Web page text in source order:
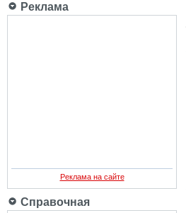
Реклама
Реклама на сайте
Справочная